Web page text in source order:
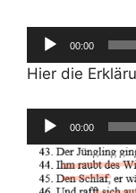
Audio-
Player
00:00
Hier die
Audio-
Player
00:00